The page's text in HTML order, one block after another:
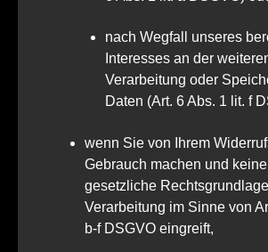
nach Wegfall unseres
Interesses an der
Verarbeitung oder
Daten (Art. 6 Abs. 1 lit. f
wenn Sie von Ihrem
Gebrauch machen und
gesetzliche
Verarbeitung im Sinne von
b-f DSGVO eingreift,